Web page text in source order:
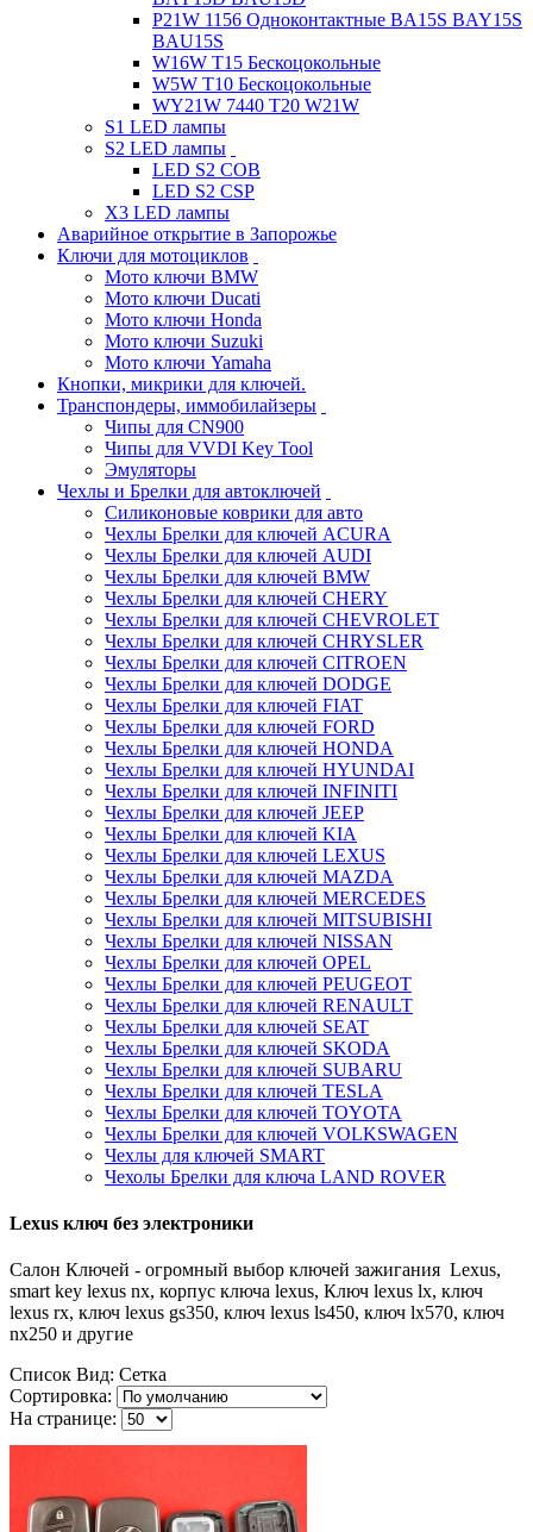
P21W 1156 Одноконтактные BA15S BAY15S
BAU15S
W16W T15 Бескоцокольные
W5W T10 Бескоцокольные
WY21W 7440 T20 W21W
S1 LED лампы
S2 LED лампы
LED S2 COB
LED S2 CSP
X3 LED лампы
Аварийное открытие в Запорожье
Ключи для мотоциклов
Мото ключи BMW
Мото ключи Ducati
Мото ключи Honda
Мото ключи Suzuki
Мото ключи Yamaha
Кнопки, микрики для ключей.
Транспондеры, иммобилайзеры
Чипы для CN900
Чипы для VVDI Key Tool
Эмуляторы
Чехлы и Брелки для автоключей
Силиконовые коврики для авто
Чехлы Брелки для ключей ACURA
Чехлы Брелки для ключей AUDI
Чехлы Брелки для ключей BMW
Чехлы Брелки для ключей CHERY
Чехлы Брелки для ключей CHEVROLET
Чехлы Брелки для ключей CHRYSLER
Чехлы Брелки для ключей CITROEN
Чехлы Брелки для ключей DODGE
Чехлы Брелки для ключей FIAT
Чехлы Брелки для ключей FORD
Чехлы Брелки для ключей HONDA
Чехлы Брелки для ключей HYUNDAI
Чехлы Брелки для ключей INFINITI
Чехлы Брелки для ключей JEEP
Чехлы Брелки для ключей KIA
Чехлы Брелки для ключей LEXUS
Чехлы Брелки для ключей MAZDA
Чехлы Брелки для ключей MERCEDES
Чехлы Брелки для ключей MITSUBISHI
Чехлы Брелки для ключей NISSAN
Чехлы Брелки для ключей OPEL
Чехлы Брелки для ключей PEUGEOT
Чехлы Брелки для ключей RENAULT
Чехлы Брелки для ключей SEAT
Чехлы Брелки для ключей SKODA
Чехлы Брелки для ключей SUBARU
Чехлы Брелки для ключей TESLA
Чехлы Брелки для ключей TOYOTA
Чехлы Брелки для ключей VOLKSWAGEN
Чехлы для ключей SMART
Чехолы Брелки для ключа LAND ROVER
Lexus ключ без электроники
Салон Ключей - огромный выбор ключей зажигания Lexus,
smart key lexus nx, корпус ключа lexus, Ключ lexus lx, ключ
lexus rx, ключ lexus gs350, ключ lexus ls450, ключ lx570, ключ
nx250 и другие
Список Вид: Сетка
Сортировка:
На странице: